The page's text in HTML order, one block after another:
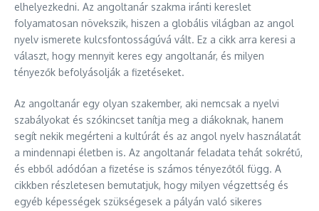
elhelyezkedni. Az angoltanár szakma iránti kereslet
folyamatosan növekszik, hiszen a globális világban az angol
nyelv ismerete kulcsfontosságúvá vált. Ez a cikk arra keresi a
választ, hogy mennyit keres egy angoltanár, és milyen
tényezők befolyásolják a fizetéseket.
Az angoltanár egy olyan szakember, aki nemcsak a nyelvi
szabályokat és szókincset tanítja meg a diákoknak, hanem
segít nekik megérteni a kultúrát és az angol nyelv használatát
a mindennapi életben is. Az angoltanár feladata tehát sokrétű,
és ebből adódóan a fizetése is számos tényezőtől függ. A
cikkben részletesen bemutatjuk, hogy milyen végzettség és
egyéb képességek szükségesek a pályán való sikeres